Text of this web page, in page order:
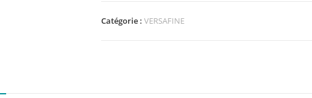
Catégorie :VERSAFINE